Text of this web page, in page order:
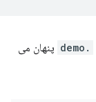
.demo
پنهان می